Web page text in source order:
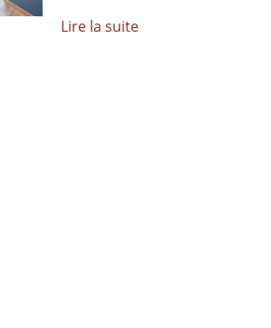
Lire la suite